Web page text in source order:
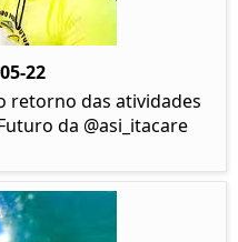
22
retorno das atividades
da @asi_itacare